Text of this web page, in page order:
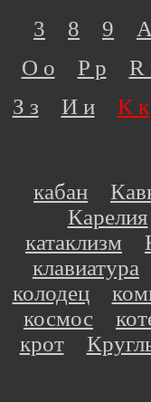
3 8 9
O o
P p R
З з
И и К к
кабан
Карелия
катаклизм
клавиатура
колодец
космос
крот